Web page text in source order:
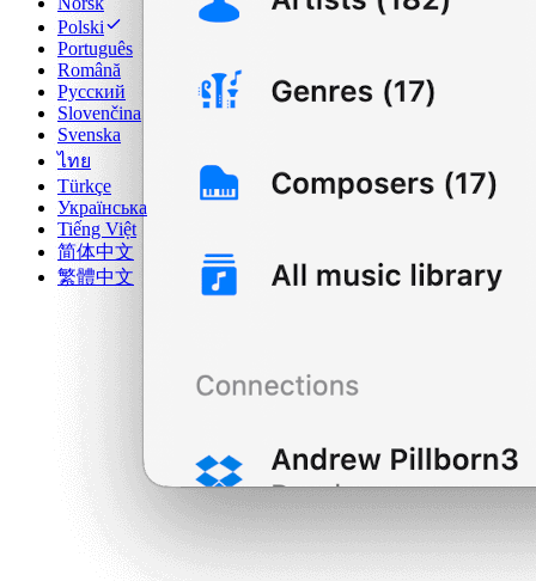
Polski
Português
Română
Русский
Slovenčina
Svenska
ไทย
Türkçe
Українська
Tiếng Việt
简体中文
繁體中文